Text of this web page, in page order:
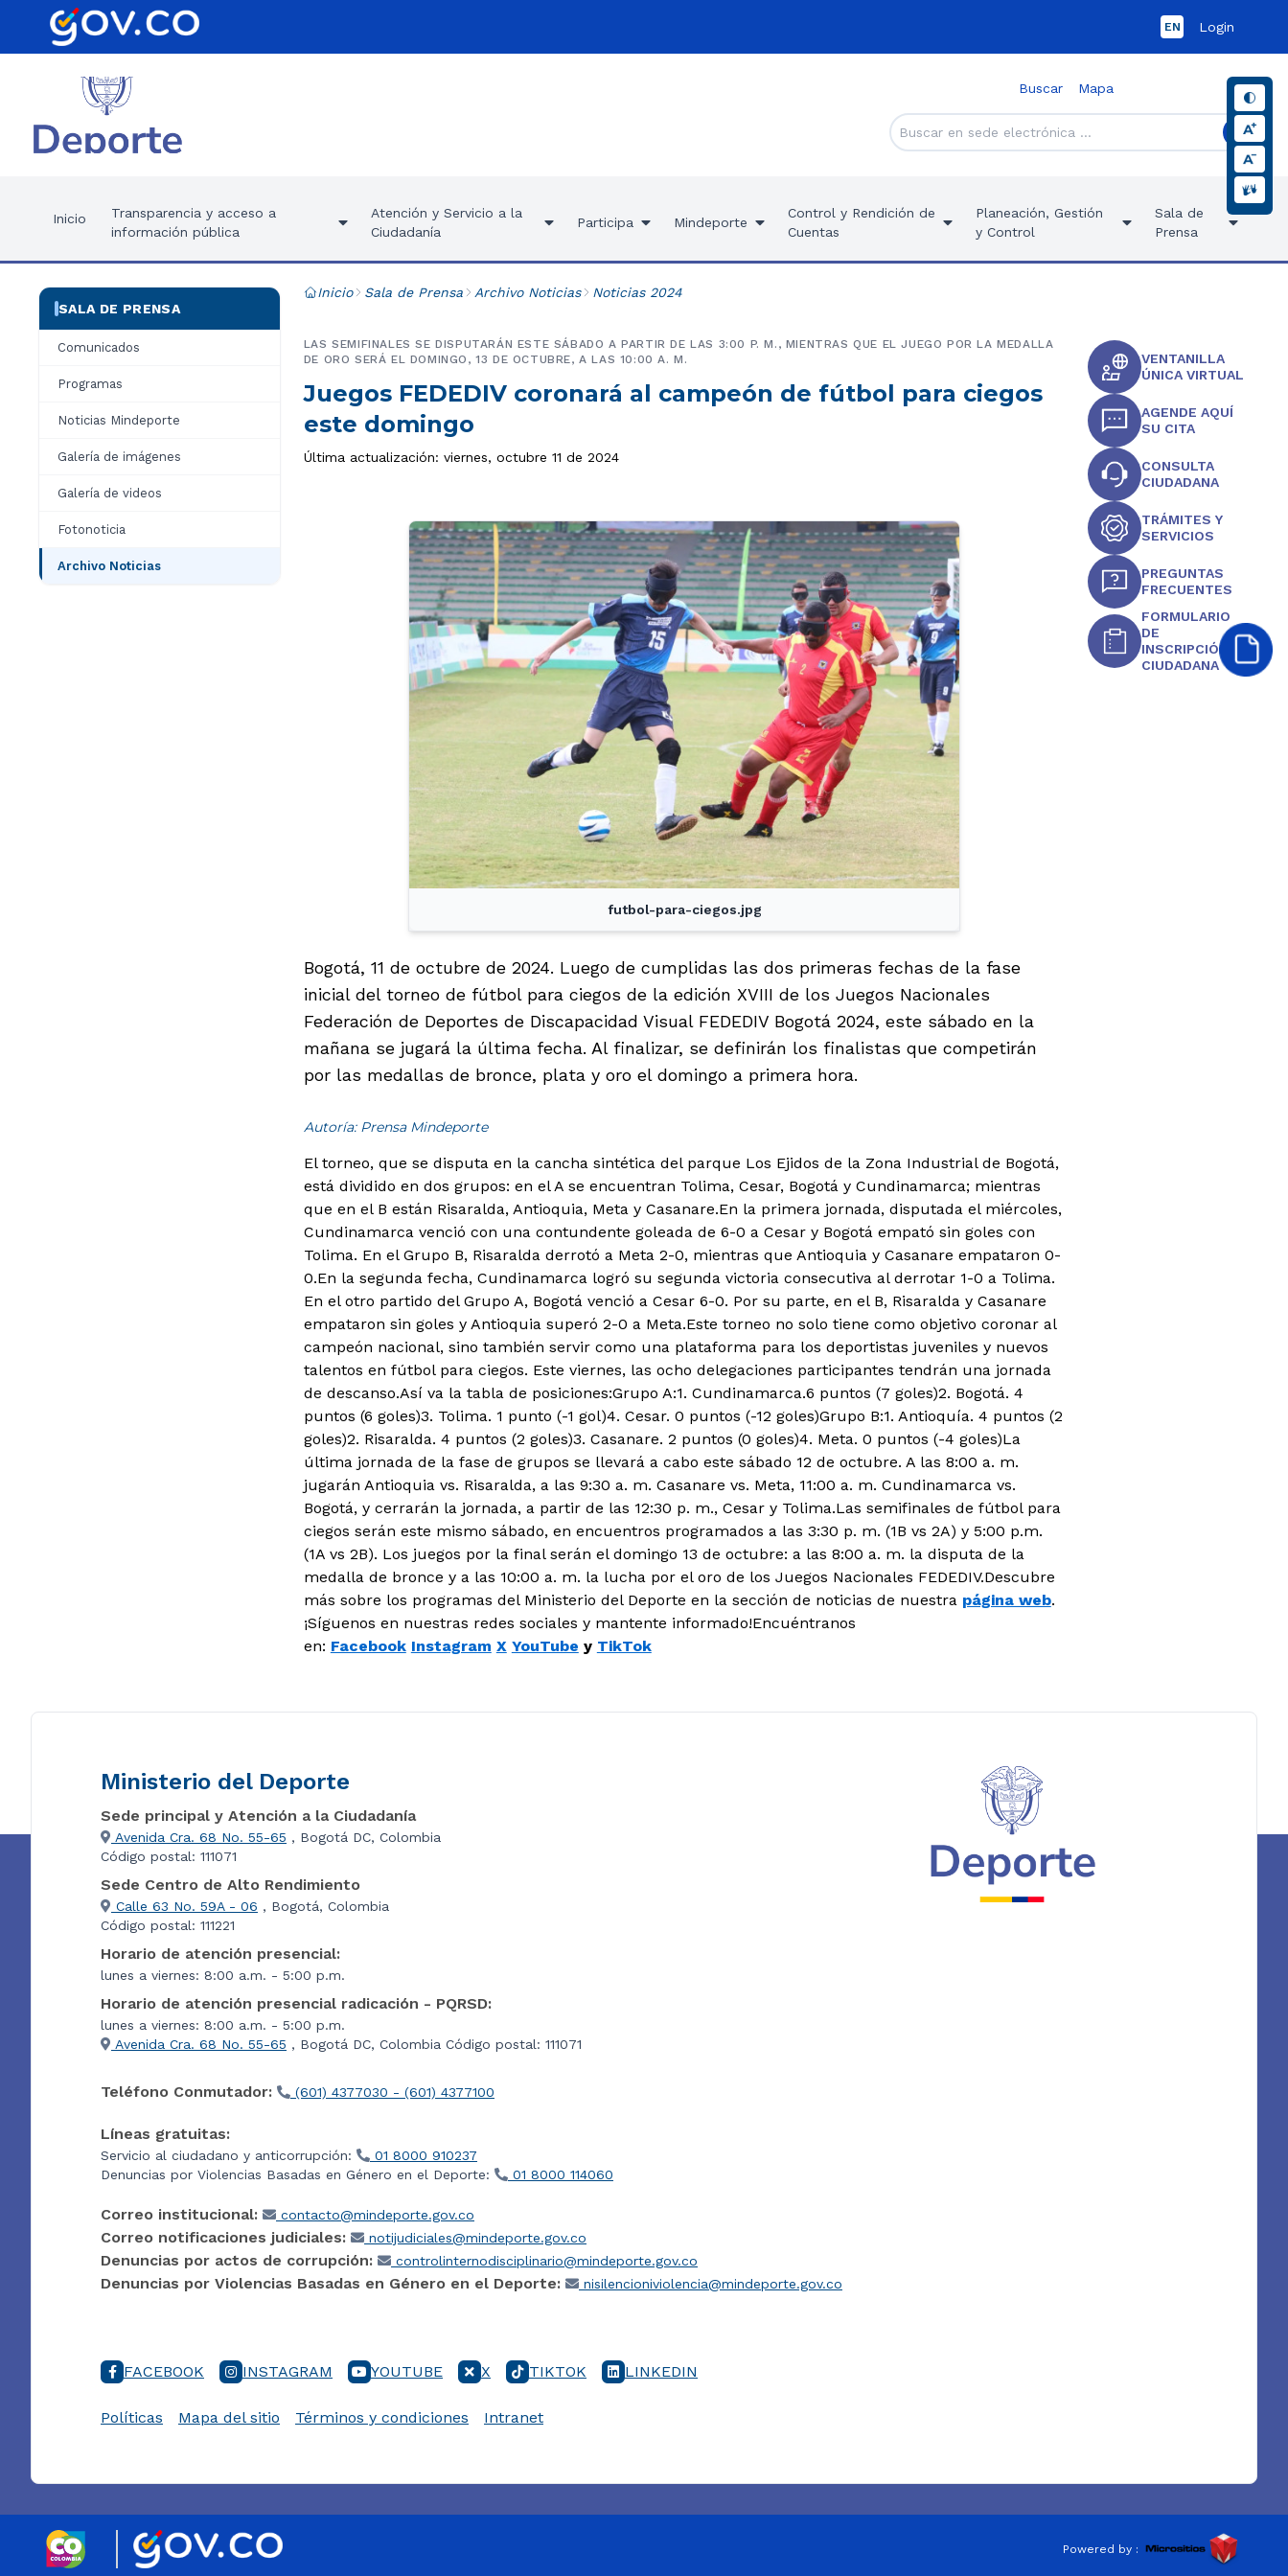
EN Login
Buscar Mapa
Inicio
Transparencia y acceso a
información pública
Atención y Servicio a la
Ciudadanía
Participa Mindeporte
Control y Rendición de
Cuentas
Planeación, Gestión
y Control
Sala de
Prensa
SALA DE PRENSA
Comunicados
Programas
Noticias Mindeporte
Galería de imágenes
Galería de videos
Fotonoticia
Archivo Noticias
Inicio Sala de Prensa Archivo Noticias Noticias 2024
Juegos FEDEDIV coronará al campeón de fútbol para ciegos
este domingo
LAS SEMIFINALES SE DISPUTARÁN ESTE SÁBADO A PARTIR DE LAS 3:00 P. M., MIENTRAS QUE EL JUEGO POR LA MEDALLA
DE ORO SERÁ EL DOMINGO, 13 DE OCTUBRE, A LAS 10:00 A. M.
Última actualización: viernes, octubre 11 de 2024
futbol-para-ciegos.jpg
Bogotá, 11 de octubre de 2024. Luego de cumplidas las dos primeras fechas de la fase
inicial del torneo de fútbol para ciegos de la edición XVIII de los Juegos Nacionales
Federación de Deportes de Discapacidad Visual FEDEDIV Bogotá 2024, este sábado en la
mañana se jugará la última fecha. Al finalizar, se definirán los finalistas que competirán
por las medallas de bronce, plata y oro el domingo a primera hora.
Autoría: Prensa Mindeporte
El torneo, que se disputa en la cancha sintética del parque Los Ejidos de la Zona Industrial de Bogotá,
está dividido en dos grupos: en el A se encuentran Tolima, Cesar, Bogotá y Cundinamarca; mientras
que en el B están Risaralda, Antioquia, Meta y Casanare.En la primera jornada, disputada el miércoles,
Cundinamarca venció con una contundente goleada de 6-0 a Cesar y Bogotá empató sin goles con
Tolima. En el Grupo B, Risaralda derrotó a Meta 2-0, mientras que Antioquia y Casanare empataron 0-
0.En la segunda fecha, Cundinamarca logró su segunda victoria consecutiva al derrotar 1-0 a Tolima.
En el otro partido del Grupo A, Bogotá venció a Cesar 6-0. Por su parte, en el B, Risaralda y Casanare
empataron sin goles y Antioquia superó 2-0 a Meta.Este torneo no solo tiene como objetivo coronar al
campeón nacional, sino también servir como una plataforma para los deportistas juveniles y nuevos
talentos en fútbol para ciegos. Este viernes, las ocho delegaciones participantes tendrán una jornada
de descanso.Así va la tabla de posiciones:Grupo A:1. Cundinamarca.6 puntos (7 goles)2. Bogotá. 4
puntos (6 goles)3. Tolima. 1 punto (-1 gol)4. Cesar. 0 puntos (-12 goles)Grupo B:1. Antioquía. 4 puntos (2
goles)2. Risaralda. 4 puntos (2 goles)3. Casanare. 2 puntos (0 goles)4. Meta. 0 puntos (-4 goles)La
última jornada de la fase de grupos se llevará a cabo este sábado 12 de octubre. A las 8:00 a. m.
jugarán Antioquia vs. Risaralda, a las 9:30 a. m. Casanare vs. Meta, 11:00 a. m. Cundinamarca vs.
Bogotá, y cerrarán la jornada, a partir de las 12:30 p. m., Cesar y Tolima.Las semifinales de fútbol para
ciegos serán este mismo sábado, en encuentros programados a las 3:30 p. m. (1B vs 2A) y 5:00 p.m.
(1A vs 2B). Los juegos por la final serán el domingo 13 de octubre: a las 8:00 a. m. la disputa de la
medalla de bronce y a las 10:00 a. m. la lucha por el oro de los Juegos Nacionales FEDEDIV.Descubre
más sobre los programas del Ministerio del Deporte en la sección de noticias de nuestra página web.
¡Síguenos en nuestras redes sociales y mantente informado!Encuéntranos
en: Facebook Instagram X YouTube y TikTok
VENTANILLA
ÚNICA VIRTUAL
AGENDE AQUÍ
SU CITA
CONSULTA
CIUDADANA
TRÁMITES Y
SERVICIOS
PREGUNTAS
FRECUENTES
FORMULARIO
DE
INSCRIPCIÓN
CIUDADANA
Ministerio del Deporte
Sede principal y Atención a la Ciudadanía
Avenida Cra. 68 No. 55-65 , Bogotá DC, Colombia
Código postal: 111071
Sede Centro de Alto Rendimiento
Calle 63 No. 59A - 06 , Bogotá, Colombia
Código postal: 111221
Horario de atención presencial:
lunes a viernes: 8:00 a.m. - 5:00 p.m.
Horario de atención presencial radicación - PQRSD:
lunes a viernes: 8:00 a.m. - 5:00 p.m.
Avenida Cra. 68 No. 55-65 , Bogotá DC, Colombia Código postal: 111071
Teléfono Conmutador: (601) 4377030 - (601) 4377100
Líneas gratuitas:
Servicio al ciudadano y anticorrupción:
01 8000 910237
Denuncias por Violencias Basadas en Género en el Deporte:
01 8000 114060
Correo institucional: contacto@mindeporte.gov.co
Correo notificaciones judiciales: notijudiciales@mindeporte.gov.co
Denuncias por actos de corrupción: controlinternodisciplinario@mindeporte.gov.co
Denuncias por Violencias Basadas en Género en el Deporte: nisilencioniviolencia@mindeporte.gov.co
FACEBOOK INSTAGRAM YOUTUBE X TIKTOK LINKEDIN
Políticas Mapa del sitio Términos y condiciones Intranet
Powered by :